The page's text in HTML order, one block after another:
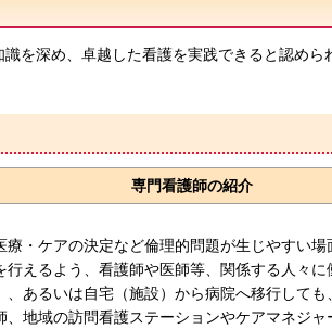
を深め、卓越した看護を実践できると認めら
専門看護師の紹介
療・ケアの決定など倫理的問題が生じやすい
行えるよう、看護師や医師等、関係する人々
、あるいは自宅（施設）から病院へ移行して
、地域の訪問看護ステーションやケアマネジ